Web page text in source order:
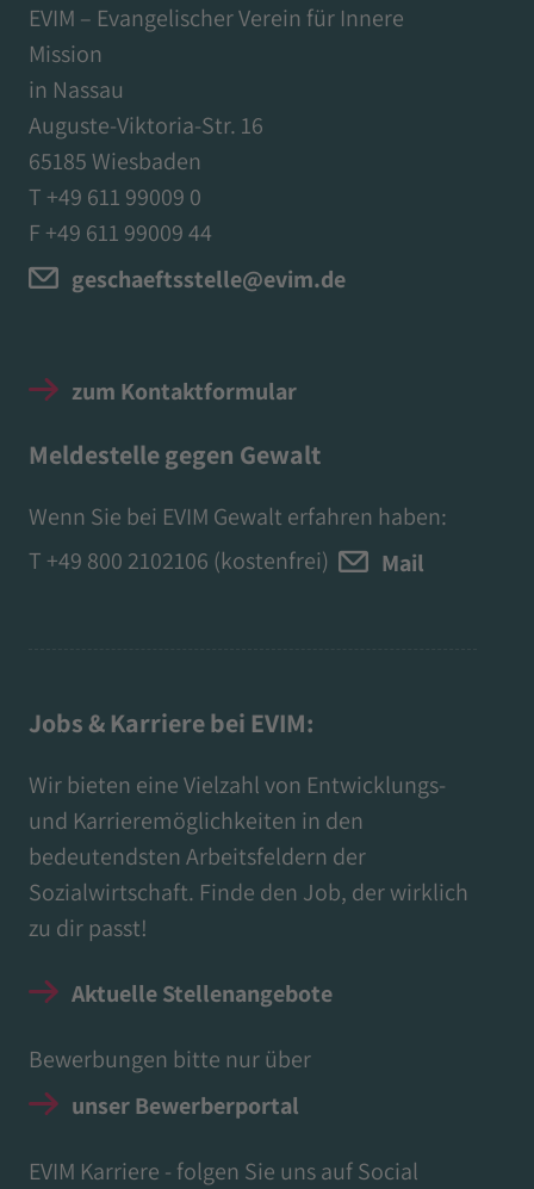
EVIM – Evangelischer Verein für Innere
Mission
in Nassau
Auguste-Viktoria-Str. 16
65185 Wiesbaden
T +49 611 99009 0
F +49 611 99009 44
geschaeftsstelle@evim.de
zum Kontaktformular
Meldestelle gegen Gewalt
Wenn Sie bei EVIM Gewalt erfahren haben:
T +49 800 2102106 (kostenfrei) Mail
Jobs & Karriere bei EVIM:
Wir bieten eine Vielzahl von Entwicklungs-
und Karrieremöglichkeiten in den
bedeutendsten Arbeitsfeldern der
Sozialwirtschaft. Finde den Job, der wirklich
zu dir passt!
Aktuelle Stellenangebote
Bewerbungen bitte nur über
unser Bewerberportal
EVIM Karriere - folgen Sie uns auf Social